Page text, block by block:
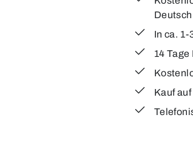
In ca. 1-
14
Kauf